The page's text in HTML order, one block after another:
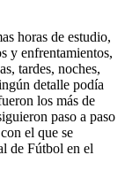
horas de estudio,
y enfrentamientos,
tardes, noches,
detalle podía
los más de
paso a paso
el que se
de Fútbol en el